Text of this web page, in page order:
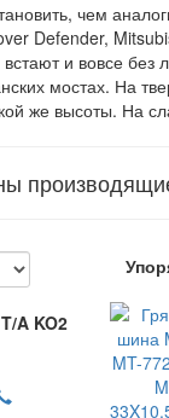
чем
Defender,
и вовсе
мостах. На
же высоты. На
A KO2